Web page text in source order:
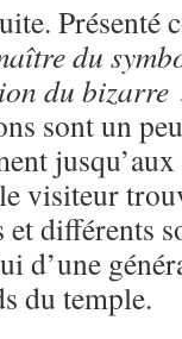
Présenté
du
du bizarre
sont un
visiteur
différents
d’une
du temple.